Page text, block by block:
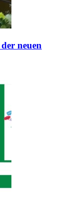
neuen